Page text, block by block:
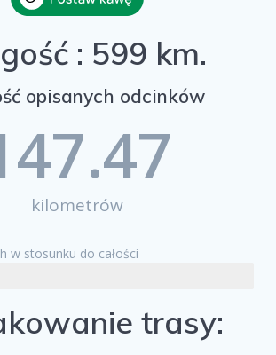
: 599 km.
opisanych odcinków
kilometrów
w stosunku do całości
trasy: